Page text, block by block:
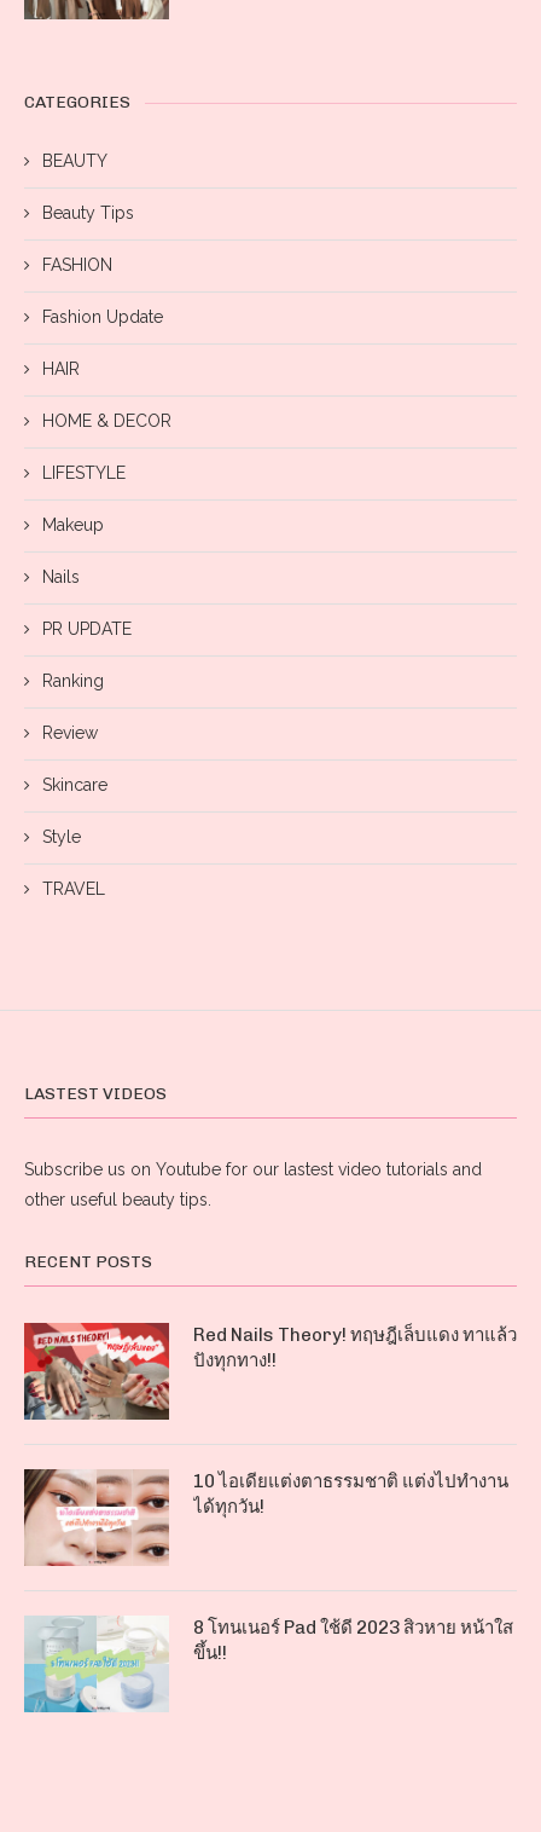
CATEGORIES
BEAUTY
Beauty Tips
FASHION
Fashion Update
HAIR
HOME & DECOR
LIFESTYLE
Makeup
Nails
PR UPDATE
Ranking
Review
Skincare
Style
TRAVEL
LASTEST VIDEOS
Subscribe us on Youtube for our lastest video tutorials and
other useful beauty tips.
RECENT POSTS
Red Nails Theory! ทฤษฎีเล็บแดง ทาแล้ว
ปังทุกทาง!!
10 ไอเดียแต่งตาธรรมชาติ แต่งไปทำงาน
ได้ทุกวัน!
8 โทนเนอร์ Pad ใช้ดี 2023 สิวหาย หน้าใส
ขึ้น!!